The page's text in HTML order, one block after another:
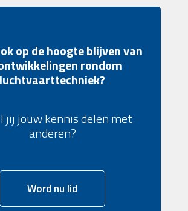
op de hoogte blijven van
rondom
luchtvaarttechniek?
jij jouw kennis delen met
anderen?
Word nu lid